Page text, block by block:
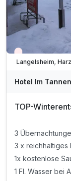
Wieder frei ab
Langelsheim, Harz
Hotel Im
TOP-
3
3 x reichhaltiges
1x kostenlose
1 Fl. Wasser bei